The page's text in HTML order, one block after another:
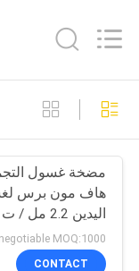
منزل،
بيت
منتجات
معلومات
Industry
Rights
مضخة
80
مضخة غسول
هاف مون برس
اليدين 2.2 مل / ت
negotiable MOQ:1000 قطعة
CONTACT